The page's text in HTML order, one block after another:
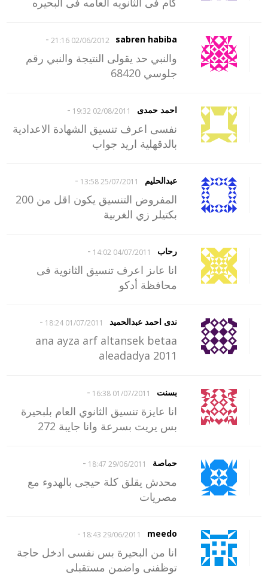
sabren habiba
02/06/2012 21:16
-
والنبي حد يقولى النتيجة والنبي رقم
جلوسي 68420
احمد حمدى 02/08/2011 19:32
-
نفسى اعرف تنسيق الشهادة الاعدادية
بالدقهلية اريد جواب
عبدالحليم 25/07/2011 13:58
-
المفروض التنسيق يكون اقل من 200
بكتيلر زي الغربية
رحاب 04/07/2011 14:02
-
انا عاىز اعرف تنسيق الثانوية فى
محافظة أدكو
ندى احمد عبدالحميد 01/07/2011 18:24
-
ana ayza arf altansek betaa
aleadadya 2011
بسنت 01/07/2011 16:38
-
انا عايزة تنسيق الثانوي العام بلبحيرة
بس يريت بسرعة وانا جايبة 272
حماصة 29/06/2011 18:47
-
محدش يقلق كلة حيجى بالهدوء مع
مصريات
meedo
29/06/2011 18:43
-
انا من البحيرة بس نفسى ادخل حاجة
توظفنى واضمن مستقبلى